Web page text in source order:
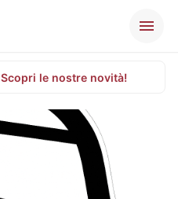
Scopri le nostre novità!